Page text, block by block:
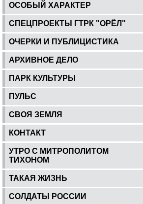
ОСОБЫЙ ХАРАКТЕР
СПЕЦПРОЕКТЫ ГТРК "ОРЁЛ"
ОЧЕРКИ И ПУБЛИЦИСТИКА
АРХИВНОЕ ДЕЛО
ПАРК КУЛЬТУРЫ
ПУЛЬС
СВОЯ ЗЕМЛЯ
КОНТАКТ
УТРО С МИТРОПОЛИТОМ
ТИХОНОМ
ТАКАЯ ЖИЗНЬ
СОЛДАТЫ РОССИИ